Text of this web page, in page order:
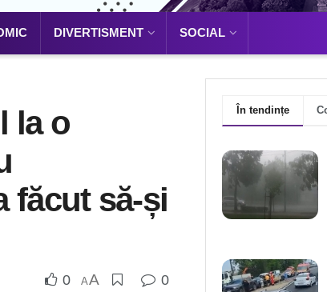
DIVERTISMENT SOCIAL
la o
făcut să-și
0 AA 0
În tendințe